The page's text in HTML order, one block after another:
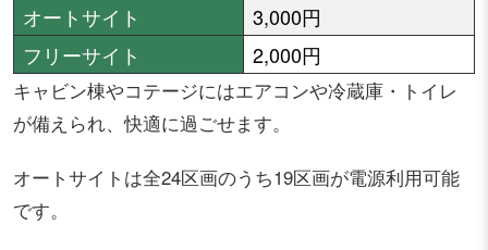
オートサイト
3,000円
フリーサイト
2,000円
キャビン棟やコテージにはエアコンや冷蔵庫・トイレ
が備えられ、快適に過ごせます。
オートサイトは全24区画のうち19区画が電源利用可能
です。